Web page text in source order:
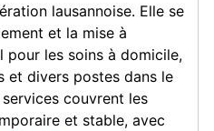
lausannoise. Elle se
et la mise à
pour les soins à domicile,
et divers postes dans le
couvrent les
et stable, avec